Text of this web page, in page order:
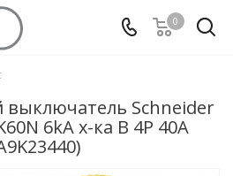
0
выключатель Schneider
6kA х-ка B 4P 40А